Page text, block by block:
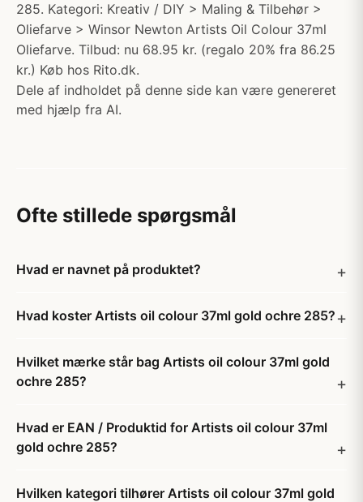
285. Kategori: Kreativ / DIY > Maling & Tilbehør >
Oliefarve > Winsor Newton Artists Oil Colour 37ml
Oliefarve. Tilbud: nu 68.95 kr. (regalo 20% fra 86.25
kr.) Køb hos Rito.dk.
Dele af indholdet på denne side kan være genereret
med hjælp fra AI.
Ofte stillede spørgsmål
Hvad er navnet på produktet?
Hvad koster Artists oil colour 37ml gold ochre 285?
Hvilket mærke står bag Artists oil colour 37ml gold
ochre 285?
Hvad er EAN / Produktid for Artists oil colour 37ml
gold ochre 285?
Hvilken kategori tilhører Artists oil colour 37ml gold